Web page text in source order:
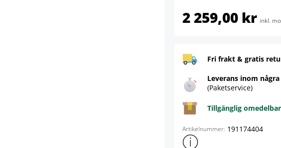
2 259,00 kr inkl.
Fri frakt & gratis
Leverans inom
(Paketservice)
Tillgänglig
Artikelnummer: 191174404
Visa mer produktinformation